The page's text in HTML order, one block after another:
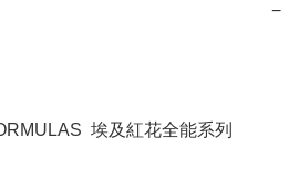
−
埃及紅花全能系列